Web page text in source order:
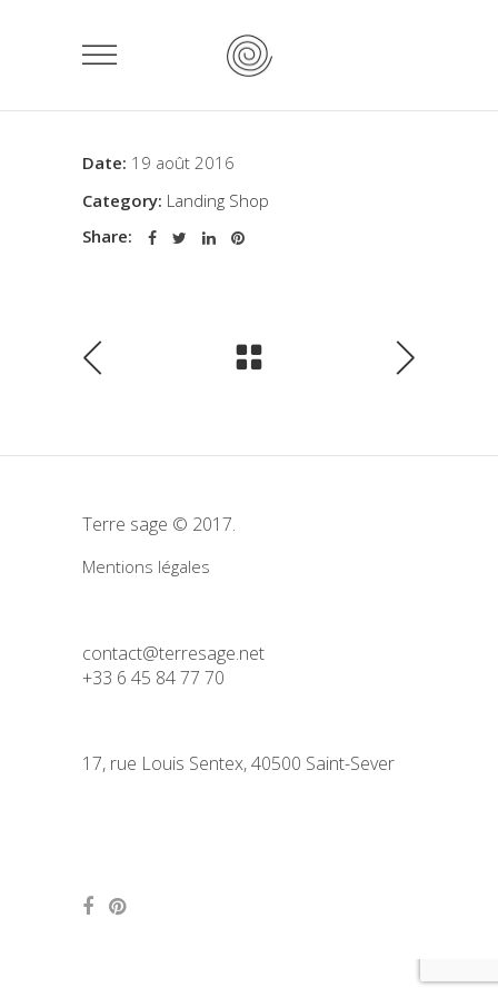
Date: 19 août 2016
Category: Landing Shop
Share:
Terre sage © 2017.
Mentions légales
contact@terresage.net
+33 6 45 84 77 70
17, rue Louis Sentex, 40500 Saint-Sever